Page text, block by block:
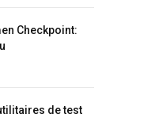
Checkpoint:
de test